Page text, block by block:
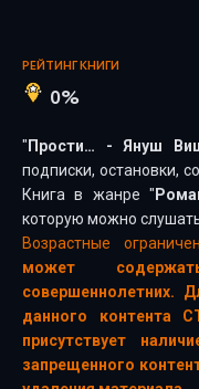
РЕЙТИНГ КНИГИ
0%
" Прости… - Януш
подписки, остановки,
Книга в жанре "
которую можно
Возрастные
может
совершеннолетних.
данного контента
присутствует
запрещенного